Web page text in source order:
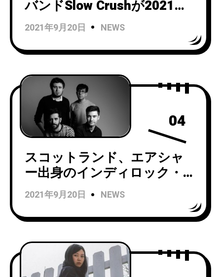
バンドSlow Crushが2021年
にリリースされたアルバム
『Hush』から「Blue」のビ
デオを公開！
2021年9月20日 NEWS
04
スコットランド、エアシャ
ー出身のインディロック・バ
ンドMannequin Mannequin
がデビューアルバム
『Sounds Strange When I
ス！
2021年9月20日 NEWS